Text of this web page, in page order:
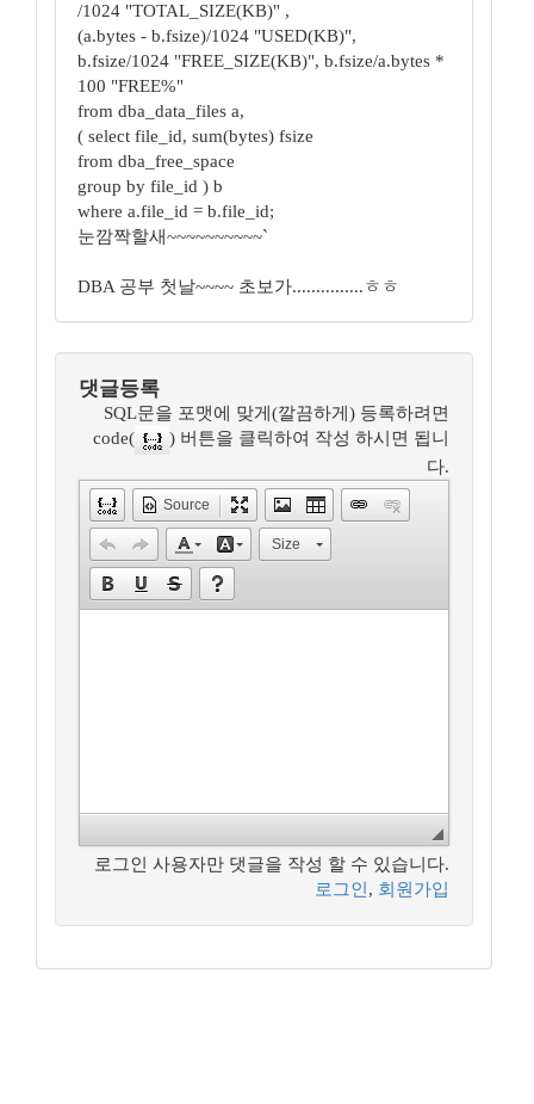
/1024 "TOTAL_SIZE(KB)" ,
(a.bytes - b.fsize)/1024 "USED(KB)",
b.fsize/1024 "FREE_SIZE(KB)", b.fsize/a.bytes *
100 "FREE%"
from dba_data_files a,
( select file_id, sum(bytes) fsize
from dba_free_space
group by file_id ) b
where a.file_id = b.file_id;
눈깜짝할새~~~~~~~~~~`
DBA 공부 첫날~~~~ 초보가...............ㅎㅎ
댓글등록
SQL문을 포맷에 맞게(깔끔하게) 등록하려면
code(
) 버튼을 클릭하여 작성 하시면 됩니
다.
Source
Size
로그인 사용자만 댓글을 작성 할 수 있습니다.
로그인 , 회원가입